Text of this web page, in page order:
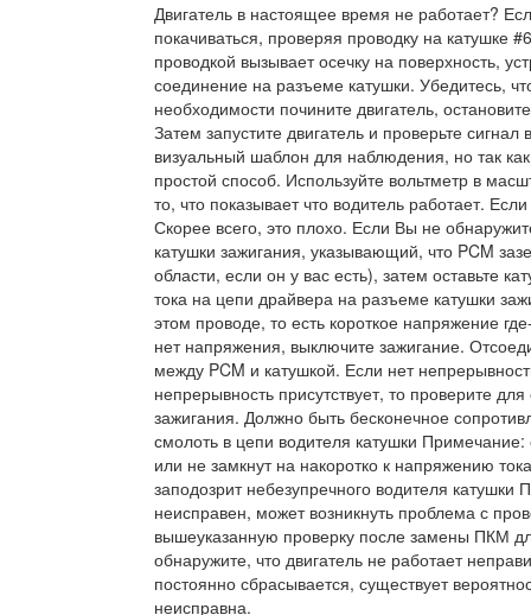
Двигатель в настоящее время не работает?
покачиваться, проверяя проводку на катушке
проводкой вызывает осечку на поверхность,
соединение на разъеме катушки. Убедитесь,
необходимости почините двигатель,
Затем запустите двигатель и проверьте
визуальный шаблон для наблюдения, но так
простой способ. Используйте вольтметр в
то, что показывает что водитель работает.
Скорее всего, это плохо. Если Вы не
катушки зажигания, указывающий, что PCM
области, если он у вас есть), затем оставьте
тока на цепи драйвера на разъеме катушки
этом проводе, то есть короткое напряжение
нет напряжения, выключите зажигание.
между PCM и катушкой. Если нет
непрерывность присутствует, то проверите
зажигания. Должно быть бесконечное
смолоть в цепи водителя катушки
или не замкнут на накоротко к напряжению
заподозрит небезупречного водителя
неисправен, может возникнуть проблема с
вышеуказанную проверку после замены ПКМ
обнаружите, что двигатель не работает
постоянно сбрасывается, существует
неисправна.